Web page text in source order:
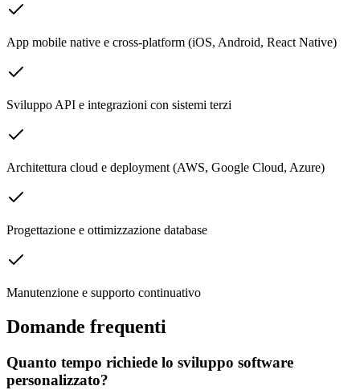
App mobile native e cross-platform (iOS, Android, React Native)
Sviluppo API e integrazioni con sistemi terzi
Architettura cloud e deployment (AWS, Google Cloud, Azure)
Progettazione e ottimizzazione database
Manutenzione e supporto continuativo
Domande frequenti
Quanto tempo richiede lo sviluppo software
personalizzato?